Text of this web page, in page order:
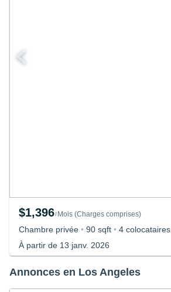
$1,396/Mois (Charges comprises)
Chambre privée • 90 sqft • 4 colocataires
À partir de 13 janv. 2026
Annonces en Los Angeles